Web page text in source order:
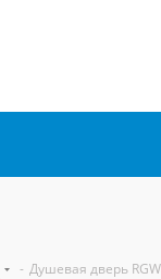
- Душевая дверь